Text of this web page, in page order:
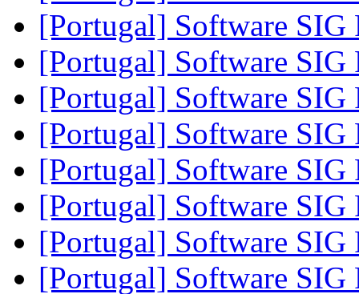
[Portugal] Software SIG
[Portugal] Software SIG
[Portugal] Software SIG
[Portugal] Software SIG
[Portugal] Software SIG
[Portugal] Software SIG
[Portugal] Software SIG
[Portugal] Software SIG